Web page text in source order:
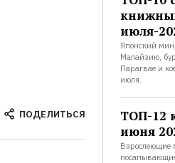
ПОДЕЛИТЬСЯ
июля-
Японский
Малайзию,
Парагвае и
июля.
ТОП-12
июня
Взрослеющие